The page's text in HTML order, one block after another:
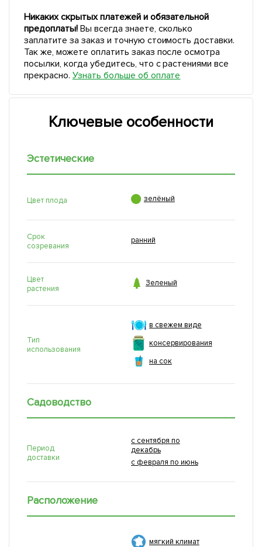
Никаких скрытых платежей и обязательной
предоплаты!Вы всегда знаете, сколько
заплатите за заказ и точную стоимость доставки.
Так же, можете оплатить заказ после осмотра
посылки, когда убедитесь, что с растениями все
прекрасно. Узнать больше об оплате
Ключевые особенности
Эстетические
Цвет плода  зелёный
Срок
созревания
ранний
Цвет
растения
 Зеленый
Тип
использования
в свежем виде
консервирования
на сок
Садоводство
Период
доставки
с сентября по
декабрь
с февраля по июнь
Расположение
мягкий климат